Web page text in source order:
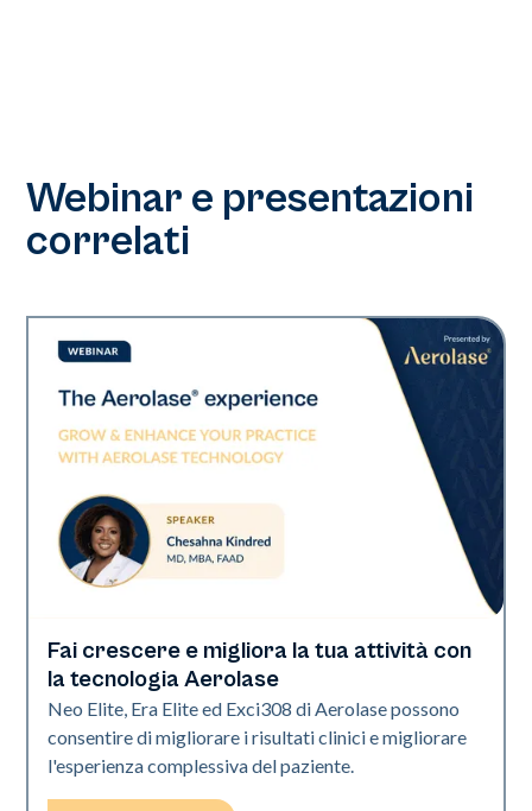
Webinar e presentazioni
correlati
Era Elite | Exci308 | Neo Elite
Fai crescere e migliora la tua attività con
la tecnologia Aerolase
Neo Elite, Era Elite ed Exci308 di Aerolase possono
consentire di migliorare i risultati clinici e migliorare
l'esperienza complessiva del paziente.